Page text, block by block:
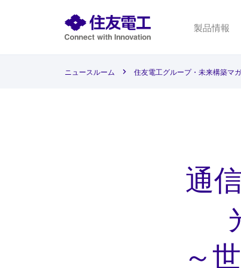
製品情報
ニュースルーム 住友電工グループ・未来構築マ
通
～